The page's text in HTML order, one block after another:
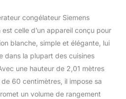
congélateur Siemens
est celle d’un appareil conçu pour
blanche, simple et élégante, lui
dans la plupart des cuisines
une hauteur de 2,01 mètres
60 centimètres, il impose sa
un volume de rangement